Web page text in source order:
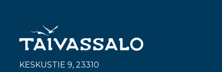
KESKUSTIE 9, 23310